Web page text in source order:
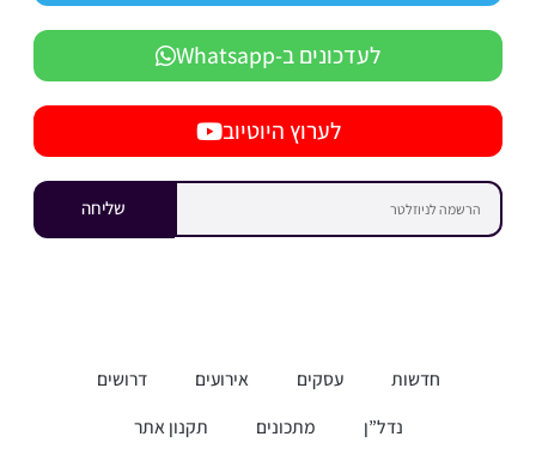
לעדכונים ב-Whatsapp
לערוץ היוטיוב
שליחה
חדשות עסקים אירועים
דרושים
נדל”ן
מתכונים תקנון אתר